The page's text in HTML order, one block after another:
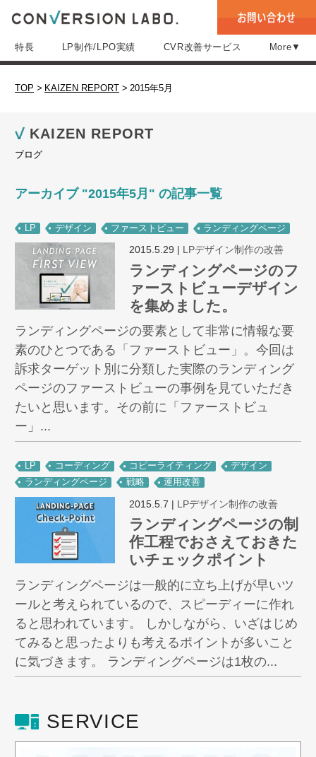
特長 LP制作/LPO実績 CVR改善サービス More▼
TOP > KAIZEN REPORT > 2015年5月
KAIZEN REPORT
ブログ
アーカイブ "2015年5月" の記事一覧
LP デザイン ファーストビュー ランディングページ
2015.5.29 | LPデザイン制作の改善
ランディングページのフ
ァーストビューデザイン
を集めました。
ランディングページの要素として非常に情報な要
素のひとつである「ファーストビュー」。今回は
訴求ターゲット別に分類した実際のランディング
ページのファーストビューの事例を見ていただき
たいと思います。その前に「ファーストビュ
ー」...
LP コーディング コピーライティング
デザイン
ランディングページ
戦略 運用改善
2015.5.7 | LPデザイン制作の改善
ランディングページの制
作工程でおさえておきた
いチェックポイント
ランディングページは一般的に立ち上げが早いツ
ールと考えられているので、スピーディーに作れ
ると思われています。 しかしながら、いざはじめ
てみると思ったよりも考えるポイントが多いこと
に気づきます。 ランディングページは1枚の...
SERVICE